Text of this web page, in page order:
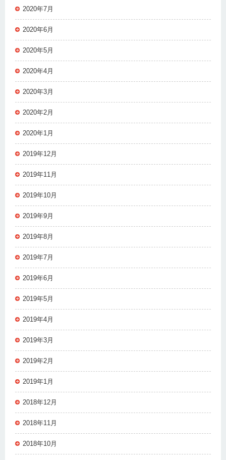
2020年7月
2020年6月
2020年5月
2020年4月
2020年3月
2020年2月
2020年1月
2019年12月
2019年11月
2019年10月
2019年9月
2019年8月
2019年7月
2019年6月
2019年5月
2019年4月
2019年3月
2019年2月
2019年1月
2018年12月
2018年11月
2018年10月